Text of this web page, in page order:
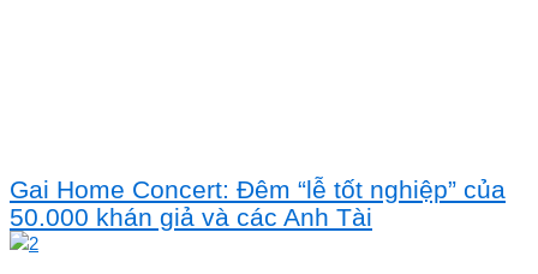
Gai Home Concert: Đêm “lễ tốt nghiệp” của
50.000 khán giả và các Anh Tài